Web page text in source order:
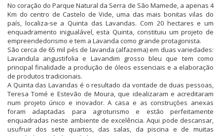
No coração do Parque Natural da Serra de São Mamede, a apenas 4
Km do centro de Castelo de Vide, uma das mais bonitas vilas do
país, localiza-se a Quinta das Lavandas. Com 20 hectares e um
enquadramento inigualável, esta Quinta, constituiu um projeto de
empreendedorismo e tem a Lavanda como grande protagonista.
São cerca de 65 mil pés de lavanda (alfazema) em duas variedades:
Lavandula angustifolia e Lavandim grosso bleu que tem como
principal finalidade a produção de óleos essenciais e a elaboração
de produtos tradicionais.
A Quinta das Lavandas é o resultado da vontade de duas pessoas,
Teresa Tomé e Estevão de Moura, que idealizaram e acreditaram
num projeto único e inovador. A casa e as construções anexas
foram adaptadas para agroturismo e estão perfeitamente
enquadradas neste ambiente de excelência. Aqui pode descansar,
usufruir dos sete quartos, das salas, da piscina e de muitas